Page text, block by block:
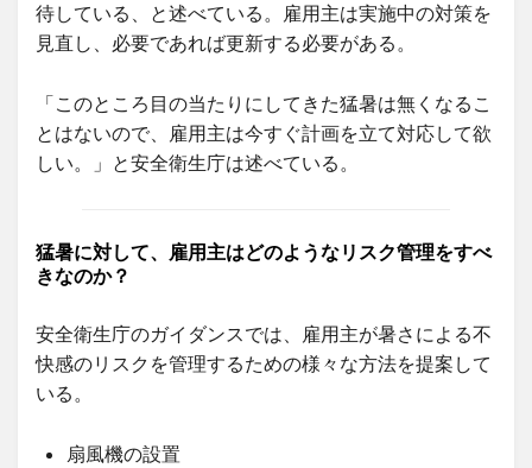
待している、と述べている。雇用主は実施中の対策を
見直し、必要であれば更新する必要がある。
「このところ目の当たりにしてきた猛暑は無くなるこ
とはないので、雇用主は今すぐ計画を立て対応して欲
しい。」と安全衛生庁は述べている。
猛暑に対して、雇用主はどのようなリスク管理をすべ
きなのか？
安全衛生庁のガイダンスでは、雇用主が暑さによる不
快感のリスクを管理するための様々な方法を提案して
いる。
扇風機の設置